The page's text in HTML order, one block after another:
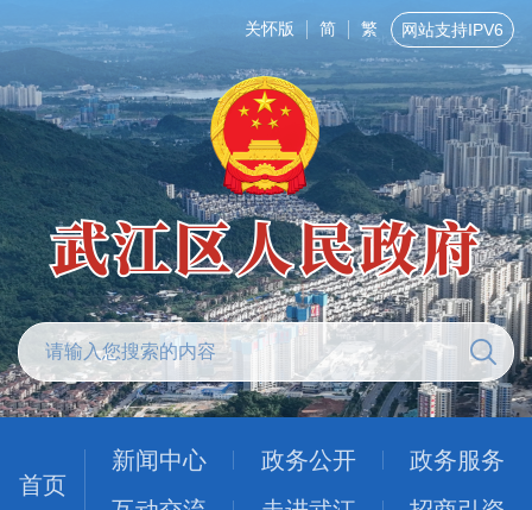
关怀版 简 繁 网站支持IPV6
首页
新闻中心 政务公开
政务服务